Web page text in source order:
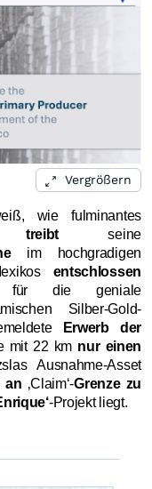
Vergrößern
wie fulminantes
treibt seine
im hochgradigen
entschlossen
die geniale
Silber-Gold-
Erwerb der
mit 22 km nur einen
Ausnahme-Asset
an ‚Claim‘-Grenze zu
-Projekt liegt.